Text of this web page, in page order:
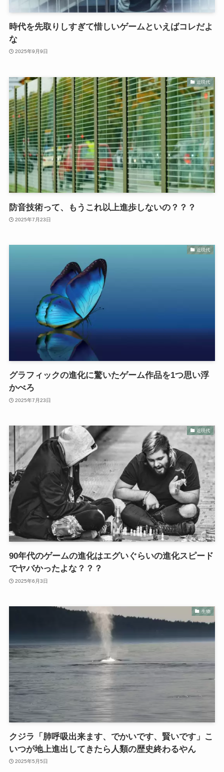
時代を先取りしすぎて惜しいゲームといえばコレだよ
な
2025年9月9日
近現代
防音技術って、もうこれ以上進歩しないの？？？
2025年7月23日
近現代
グラフィックの進化に驚いたゲーム作品を1つ思い浮
かべろ
2025年7月23日
近現代
90年代のゲームの進化はエグいぐらいの進化スピード
でヤバかったよな？？？
2025年6月3日
生物
クジラ「肺呼吸出来ます、でかいです、賢いです」こ
いつが地上進出してきたら人類の歴史終わるやん
2025年5月5日